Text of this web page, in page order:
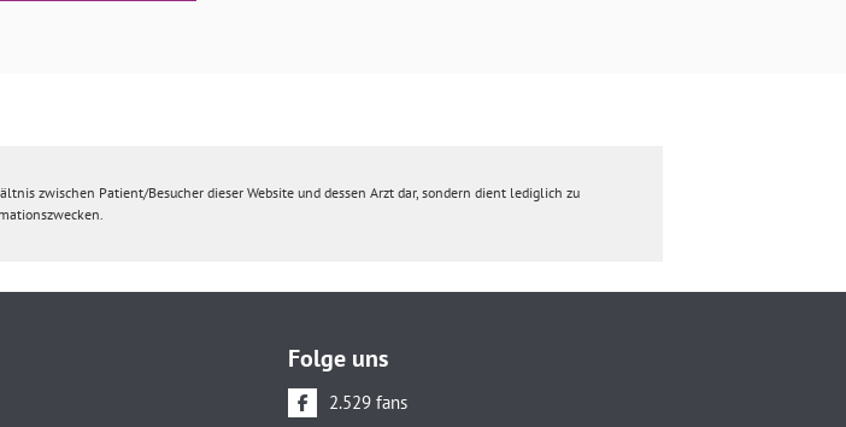
zwischen Patient/Besucher dieser Website und dessen Arzt dar, sondern dient lediglich zu
Folge uns
2.529 fans